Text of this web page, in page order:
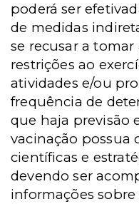
poderá ser
de medidas
se recusar a
restrições ao
atividades e/ou
frequência de
que haja previsão
vacinação possua
científicas e
devendo ser
informações sobre